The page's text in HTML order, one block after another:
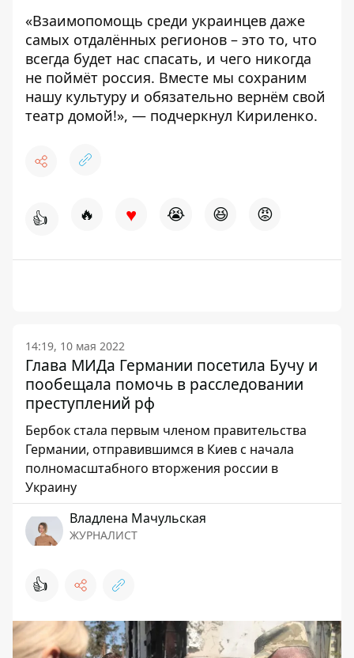
«Взаимопомощь среди украинцев даже
самых отдалённых регионов – это то, что
всегда будет нас спасать, и чего никогда
не поймёт россия. Вместе мы сохраним
нашу культуру и обязательно вернём свой
театр домой!», — подчеркнул Кириленко.
👍 🔥 ♥ 😭 😆 😡
14:19, 10 мая 2022
Глава МИДа Германии посетила Бучу и
пообещала помочь в расследовании
преступлений рф
Бербок стала первым членом правительства
Германии, отправившимся в Киев с начала
полномасштабного вторжения россии в
Украину
Владлена Мачульская
ЖУРНАЛИСТ
👍